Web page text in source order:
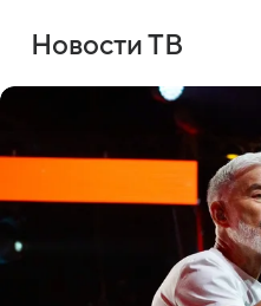
Новости ТВ